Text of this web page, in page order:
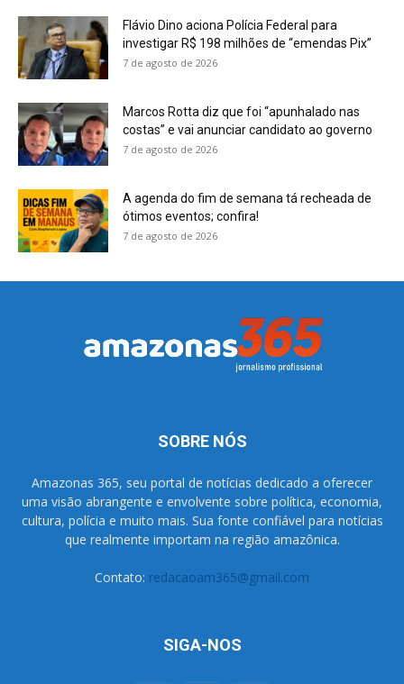
Flávio Dino aciona Polícia Federal para
investigar R$ 198 milhões de “emendas Pix”
7 de agosto de 2026
Marcos Rotta diz que foi “apunhalado nas
costas” e vai anunciar candidato ao governo
7 de agosto de 2026
A agenda do fim de semana tá recheada de
ótimos eventos; confira!
7 de agosto de 2026
SOBRE NÓS
Amazonas 365, seu portal de notícias dedicado a oferecer
uma visão abrangente e envolvente sobre política, economia,
cultura, polícia e muito mais. Sua fonte confiável para notícias
que realmente importam na região amazônica.
Contato: redacaoam365@gmail.com
SIGA-NOS